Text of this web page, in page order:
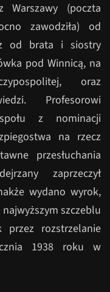
(poczta
zawodziła) od
od brata i siostry
pod Winnicą, na
oraz
Profesorowi
z nominacji
na rzecz
przesłuchania
zaprzeczył
wydano wyrok,
szczeblu
przez rozstrzelanie
1938 roku w